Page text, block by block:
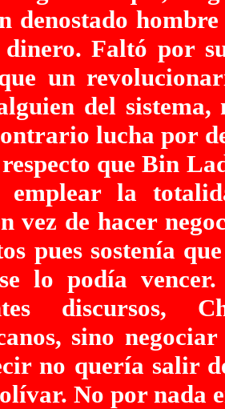
denostado
Faltó por
un
del
lucha por
que Bin
emplear la
vez de hacer
pues sostenía
lo podía
sino
no quería salir
No por nada